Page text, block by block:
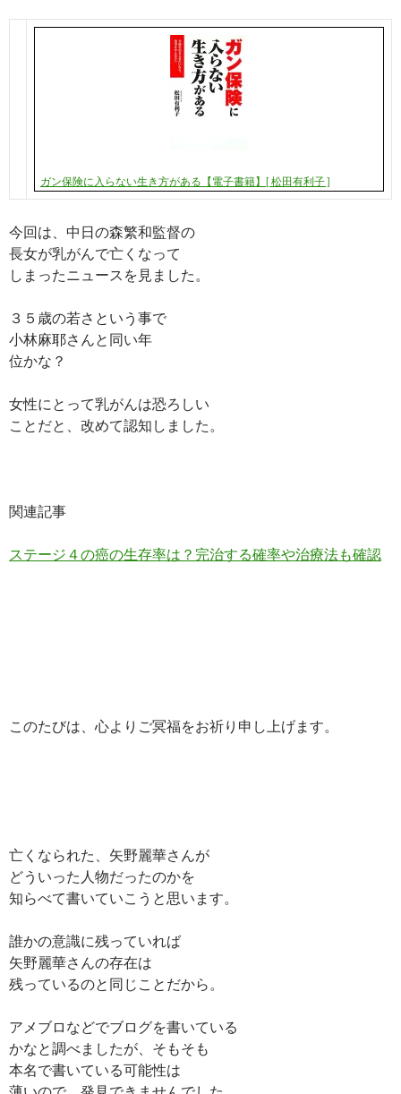
ガン保険に入らない生き方がある【電子書籍】[ 松田有利子 ]
今回は、中日の森繁和監督の
長女が乳がんで亡くなって
しまったニュースを見ました。
３５歳の若さという事で
小林麻耶さんと同い年
位かな？
女性にとって乳がんは恐ろしい
ことだと、改めて認知しました。
関連記事
ステージ４の癌の生存率は？完治する確率や治療法も確認
このたびは、心よりご冥福をお祈り申し上げます。
亡くなられた、矢野麗華さんが
どういった人物だったのかを
知らべて書いていこうと思います。
誰かの意識に残っていれば
矢野麗華さんの存在は
残っているのと同じことだから。
アメブロなどでブログを書いている
かなと調べましたが、そもそも
本名で書いている可能性は